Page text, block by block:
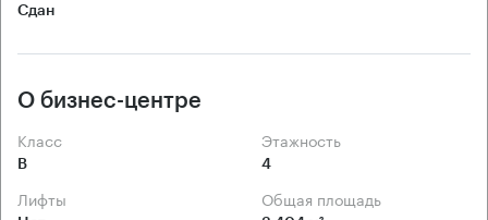
Сдан
О бизнес-центре
Класс
B
Этажность
4
Лифты Общая площадь